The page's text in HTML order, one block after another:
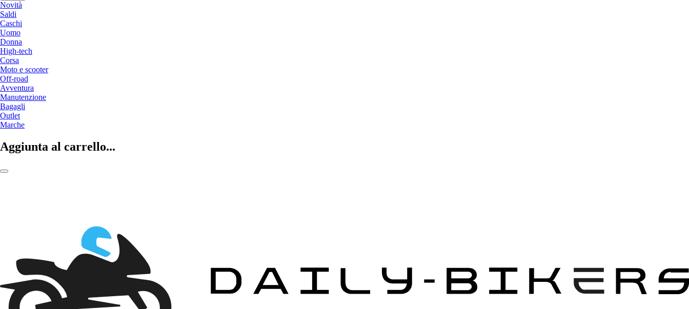
Novità
Saldi
Caschi
Uomo
Donna
High-tech
Corsa
Moto e scooter
Off-road
Avventura
Manutenzione
Bagagli
Outlet
Marche
Aggiunta al carrello...